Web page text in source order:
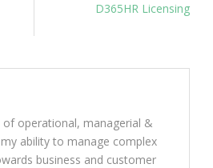
D365HR Licensing
operational, managerial &
ability to manage complex
business and customer